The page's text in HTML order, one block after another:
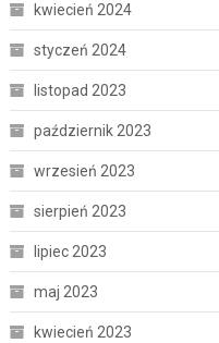
kwiecień 2024
styczeń 2024
listopad 2023
październik 2023
wrzesień 2023
sierpień 2023
lipiec 2023
maj 2023
kwiecień 2023